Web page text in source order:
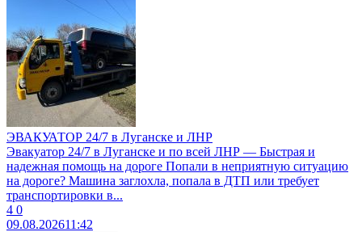
ЭВАКУАТОР 24/7 в Луганске и ЛНР
Эвакуатор 24/7 в Луганске и по всей ЛНР — Быстрая и
надежная помощь на дороге Попали в неприятную ситуацию
на дороге? Машина заглохла, попала в ДТП или требует
транспортировки в...
4 0
09.08.202611:42